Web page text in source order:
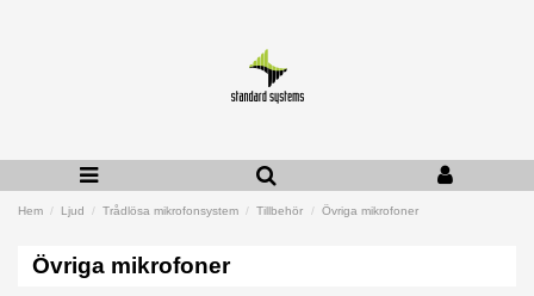
Hem Ljud Trådlösa mikrofonsystem Tillbehör Övriga mikrofoner
Övriga mikrofoner